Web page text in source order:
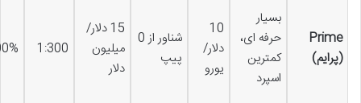
Prime
(پرایم)
بسیار
حرفه ای،
کمترین
اسپرد
10
دلار/
یورو
شناور از 0
پیپ
15 دلار/
میلیون
دلار
1:300